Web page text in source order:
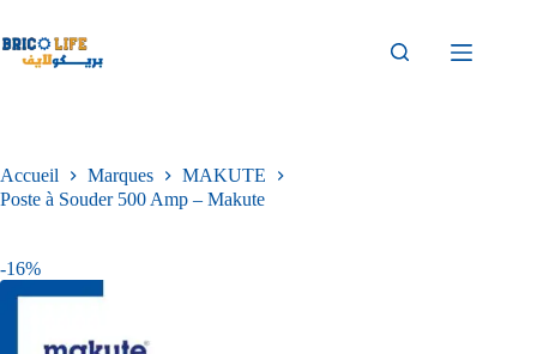
Accueil Marques
MAKUTE
Poste à Souder 500 Amp – Makute
-16%